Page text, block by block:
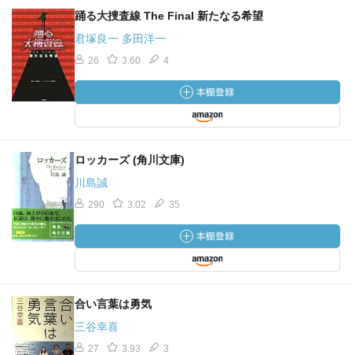
踊る大捜査線 The Final 新たなる希望
君塚良一 多田洋一
26 3.60 4
ロッカーズ (角川文庫)
川島誠
290 3.02 35
合い言葉は勇気
三谷幸喜
27 3.93 3